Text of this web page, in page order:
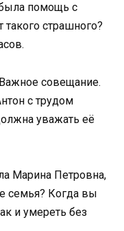
помощь с
такого страшного?
совещание.
с трудом
уважать её
Марина Петровна,
семья? Когда вы
и умереть без